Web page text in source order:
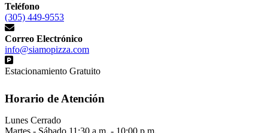
Teléfono
(305) 449-9553
Correo Electrónico
info@siamopizza.com
Estacionamiento Gratuito
Horario de Atención
Lunes Cerrado
Martes - Sábado 11:30 a.m. - 10:00 p.m.